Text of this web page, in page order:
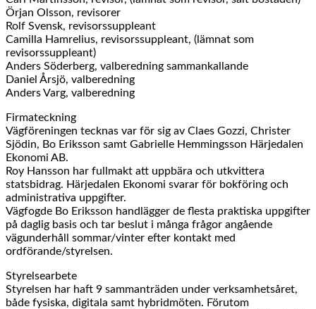
Örjan Olsson, revisorer
Rolf Svensk, revisorssuppleant
Camilla Hamrelius, revisorssuppleant, (lämnat som
revisorssuppleant)
Anders Söderberg, valberedning sammankallande
Daniel Årsjö, valberedning
Anders Varg, valberedning
Firmateckning
Vägföreningen tecknas var för sig av Claes Gozzi, Christer
Sjödin, Bo Eriksson samt Gabrielle Hemmingsson Härjedalen
Ekonomi AB.
Roy Hansson har fullmakt att uppbära och utkvittera
statsbidrag. Härjedalen Ekonomi svarar för bokföring och
administrativa uppgifter.
Vägfogde Bo Eriksson handlägger de flesta praktiska uppgifter
på daglig basis och tar beslut i många frågor angående
vägunderhåll sommar/vinter efter kontakt med
ordförande/styrelsen.
Styrelsearbete
Styrelsen har haft 9 sammanträden under verksamhetsåret,
både fysiska, digitala samt hybridmöten. Förutom